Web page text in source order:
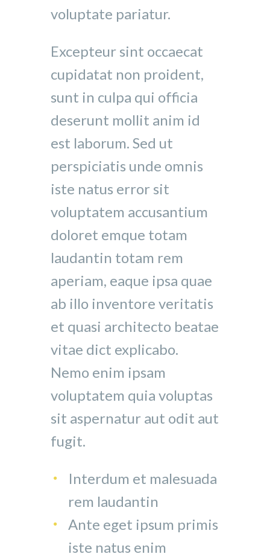
voluptate pariatur.
Excepteur sint occaecat
cupidatat non proident,
sunt in culpa qui officia
deserunt mollit anim id
est laborum. Sed ut
perspiciatis unde omnis
iste natus error sit
voluptatem accusantium
doloret emque totam
laudantin totam rem
aperiam, eaque ipsa quae
ab illo inventore veritatis
et quasi architecto beatae
vitae dict explicabo.
Nemo enim ipsam
voluptatem quia voluptas
sit aspernatur aut odit aut
fugit.
Interdum et malesuada
rem laudantin
Ante eget ipsum primis
iste natus enim